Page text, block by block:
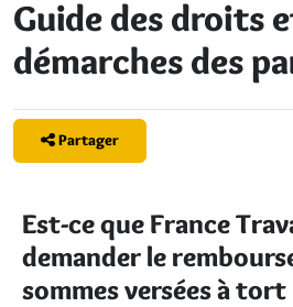
Guide des droits
démarches des
Partager
Est-ce que France
demander le
sommes versées à